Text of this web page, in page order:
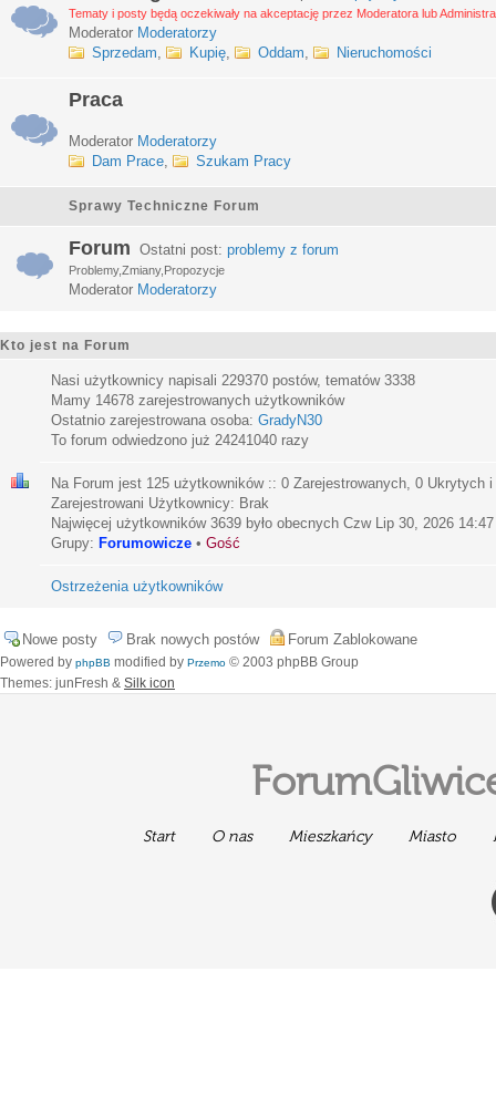
Tematy i posty będą oczekiwały na akceptację przez Moderatora lub
Moderator Moderatorzy
Sprzedam, Kupię, Oddam, Nieruchomości
Praca
Moderator Moderatorzy
Dam Prace, Szukam Pracy
Sprawy Techniczne Forum
Forum Ostatni post: problemy z forum
Problemy,Zmiany,Propozycje
Moderator Moderatorzy
Kto jest na Forum
Nasi użytkownicy napisali 229370 postów, tematów 3338
Mamy 14678 zarejestrowanych użytkowników
Ostatnio zarejestrowana osoba: GradyN30
To forum odwiedzono już 24241040 razy
Na Forum jest 125 użytkowników :: 0 Zarejestrowanych, 0 Ukrytych
Zarejestrowani Użytkownicy: Brak
Najwięcej użytkowników 3639 było obecnych Czw Lip 30, 2026 14:47
Grupy: Forumowicze • Gość
Ostrzeżenia użytkowników
Nowe posty Brak nowych postów Forum Zablokowane
Powered by phpBB modified by Przemo © 2003 phpBB Group
Themes: junFresh & Silk icon
Start O nas Mieszkańcy Miasto